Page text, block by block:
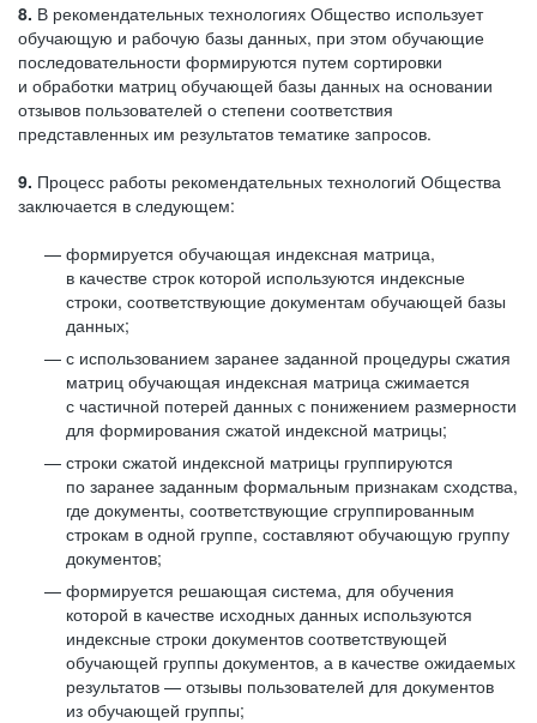
8. В рекомендательных технологиях Общество использует
обучающую и рабочую базы данных, при этом обучающие
последовательности формируются путем сортировки
и обработки матриц обучающей базы данных на основании
отзывов пользователей о степени соответствия
представленных им результатов тематике запросов.
9. Процесс работы рекомендательных технологий Общества
заключается в следующем:
формируется обучающая индексная матрица,
в качестве строк которой используются индексные
строки, соответствующие документам обучающей базы
данных;
с использованием заранее заданной процедуры сжатия
матриц обучающая индексная матрица сжимается
с частичной потерей данных с понижением размерности
для формирования сжатой индексной матрицы;
строки сжатой индексной матрицы группируются
по заранее заданным формальным признакам сходства,
где документы, соответствующие сгруппированным
строкам в одной группе, составляют обучающую группу
документов;
формируется решающая система, для обучения
которой в качестве исходных данных используются
индексные строки документов соответствующей
обучающей группы документов, а в качестве ожидаемых
результатов — отзывы пользователей для документов
из обучающей группы;